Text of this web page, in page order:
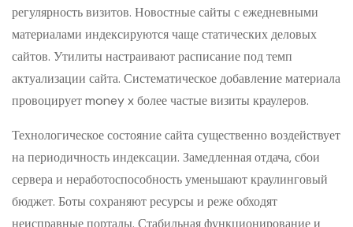
регулярность визитов. Новостные сайты с ежедневными
материалами индексируются чаще статических деловых
сайтов. Утилиты настраивают расписание под темп
актуализации сайта. Систематическое добавление материала
провоцирует money x более частые визиты краулеров.
Технологическое состояние сайта существенно воздействует
на периодичность индексации. Замедленная отдача, сбои
сервера и неработоспособность уменьшают краулинговый
бюджет. Боты сохраняют ресурсы и реже обходят
неисправные порталы. Стабильная функционирование и